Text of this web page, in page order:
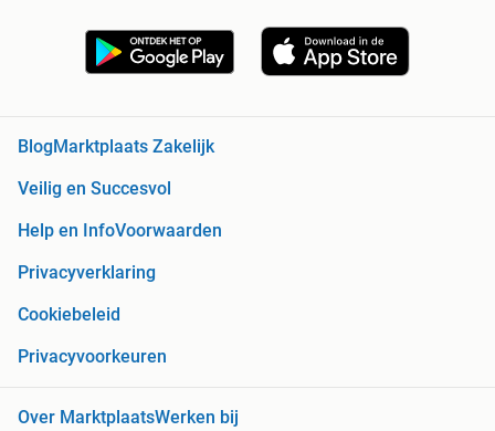
BlogMarktplaats Zakelijk
Veilig en Succesvol
Help en InfoVoorwaarden
Privacyverklaring
Cookiebeleid
Privacyvoorkeuren
Over MarktplaatsWerken bij